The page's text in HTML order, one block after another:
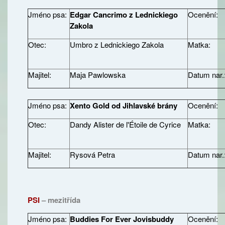
Jméno psa: Edgar Cancrimo z Lednickiego
Zakola
Ocenění:
Otec: Umbro z Lednickiego Zakola Matka:
Majitel: Maja Pawlowska Datum
Jméno psa: Xento Gold od Jihlavské brány
Ocenění:
Otec:
Dandy Alister de l'Étoile de Cyrice Matka:
Majitel: Rysová Petra Datum
PSI– mezitřída
Jméno psa: Buddies For Ever Jovisbuddy
Ocenění: